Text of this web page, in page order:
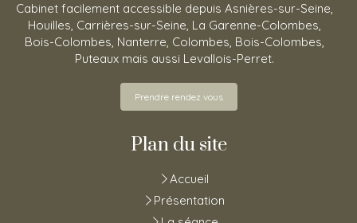
Cabinet facilement accessible depuis Asnières-sur-Seine,
Houilles, Carrières-sur-Seine, La Garenne-Colombes,
Bois-Colombes, Nanterre, Colombes, Bois-Colombes,
Puteaux mais aussi Levallois-Perret.
Prendre rendez vous
Plan du site
Accueil
Présentation